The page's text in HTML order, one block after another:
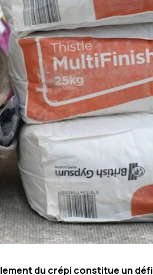
du crépi constitue un défi